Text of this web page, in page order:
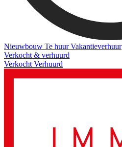
Nieuwbouw Te huurVakantieverhuur
Verkocht & verhuurd
Verkocht Verhuurd